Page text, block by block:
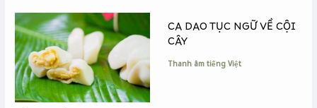
CA DAO TỤC NGỮ VỀ CỘI
CÂY
Thanh âm tiếng Việt